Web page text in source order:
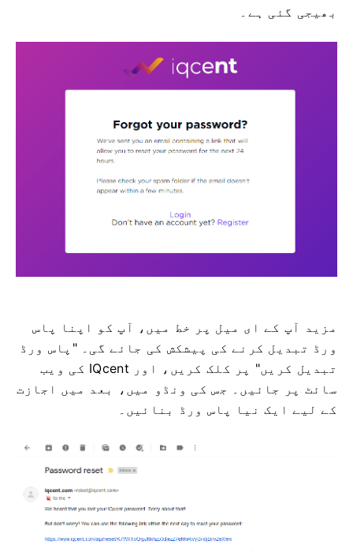
بھیجی گئی ہے۔
مزید آپ کے ای میل پر خط میں، آپ کو اپنا پاس
ورڈ تبدیل کرنے کی پیشکش کی جائے گی۔"پاس ورڈ
تبدیل کریں" پر کلک کریں، اور IQcent کی ویب
سائٹ پر جائیں۔ جس کی ونڈو میں، بعد میں اجازت
کے لیے ایک نیا پاس ورڈ بنائیں۔